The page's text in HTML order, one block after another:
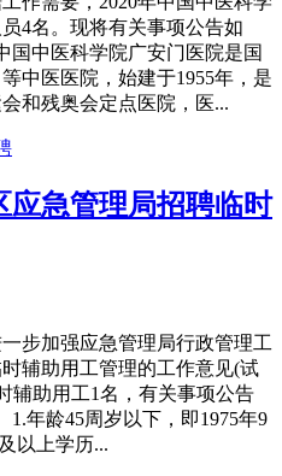
4名。现将有关事项公告如
医科学院广安门医院是国
中医医院，始建于1955年，是
和残奥会定点医院，医...
应急管理局招聘临时
步加强应急管理局行政管理工
辅助用工管理的工作意见(试
辅助用工1名，有关事项公告
45周岁以下，即1975年9
以上学历...